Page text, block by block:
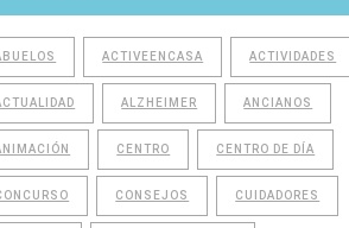
ACTIVEENCASA ACTIVIDADES
ALZHEIMER ANCIANOS
CENTRO CENTRO DE DÍA
CONSEJOS CUIDADORES